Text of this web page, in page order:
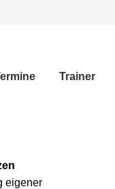
Trainer
eigener